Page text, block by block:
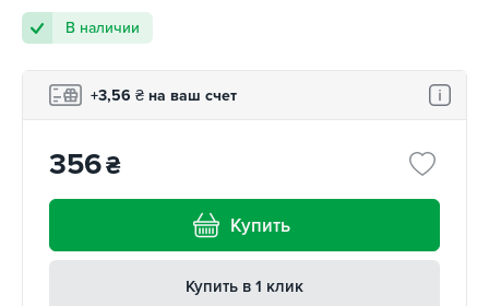
В наличии
+3,56 ₴ на ваш счет
356₴
Купить
Купить в 1 клик